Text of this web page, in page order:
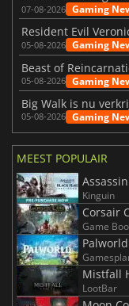
07-08-2026 Gaming
05-08-2026 Gaming
05-08-2026 Gaming
05-08-2026 Gaming
MEEST POPULAIR
Kinguin
Corsair
Game
Palworld
Mistfall
LootBar